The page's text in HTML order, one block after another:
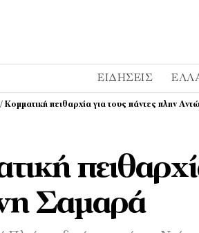
ΕΙΔΉΣΕΙΣ
/ Κομματική πειθαρχία για τους πάντες πλην
Σαμαρά